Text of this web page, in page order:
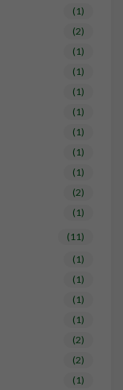
(1)
(2)
(1)
(1)
(1)
(1)
(1)
(1)
(1)
(2)
(1)
(11)
(1)
(1)
(1)
(1)
(2)
(2)
(1)